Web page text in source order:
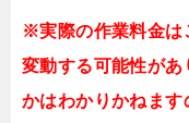
※実際の作業料金は
変動する可能性があ
かはわかりかねます